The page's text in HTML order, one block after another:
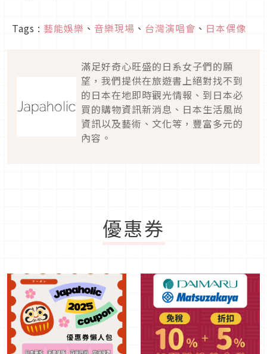
Tags : 藝能娛樂 、 音樂現場 、 台灣演唱會 、 日本偶像
滿足好奇心旺盛的日系女子們的願
望，我們提供在旅遊書上絕對找不到
的日本在地即時觀光情報、到日本必
買的購物資訊新消息、日本生活風尚
資訊以及藝術、文化等，豐富多元的
內容。
優惠券